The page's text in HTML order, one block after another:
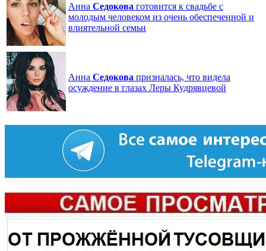
Анна Седокова готовится к свадьбе с
молодым человеком из очень обеспеченной и
влиятельной семьи
Анна Седокова призналась, что видела
осуждение в глазах Леры Кудрявцевой